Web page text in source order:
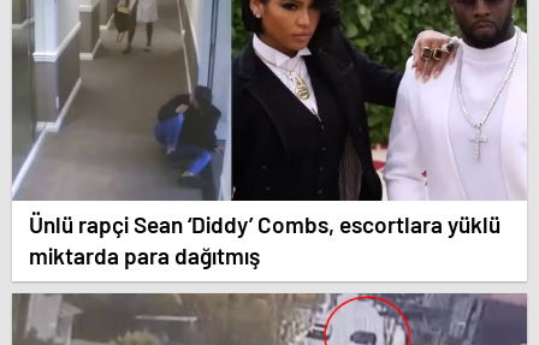
Ünlü rapçi Sean ‘Diddy’ Combs, escortlara yüklü
miktarda para dağıtmış